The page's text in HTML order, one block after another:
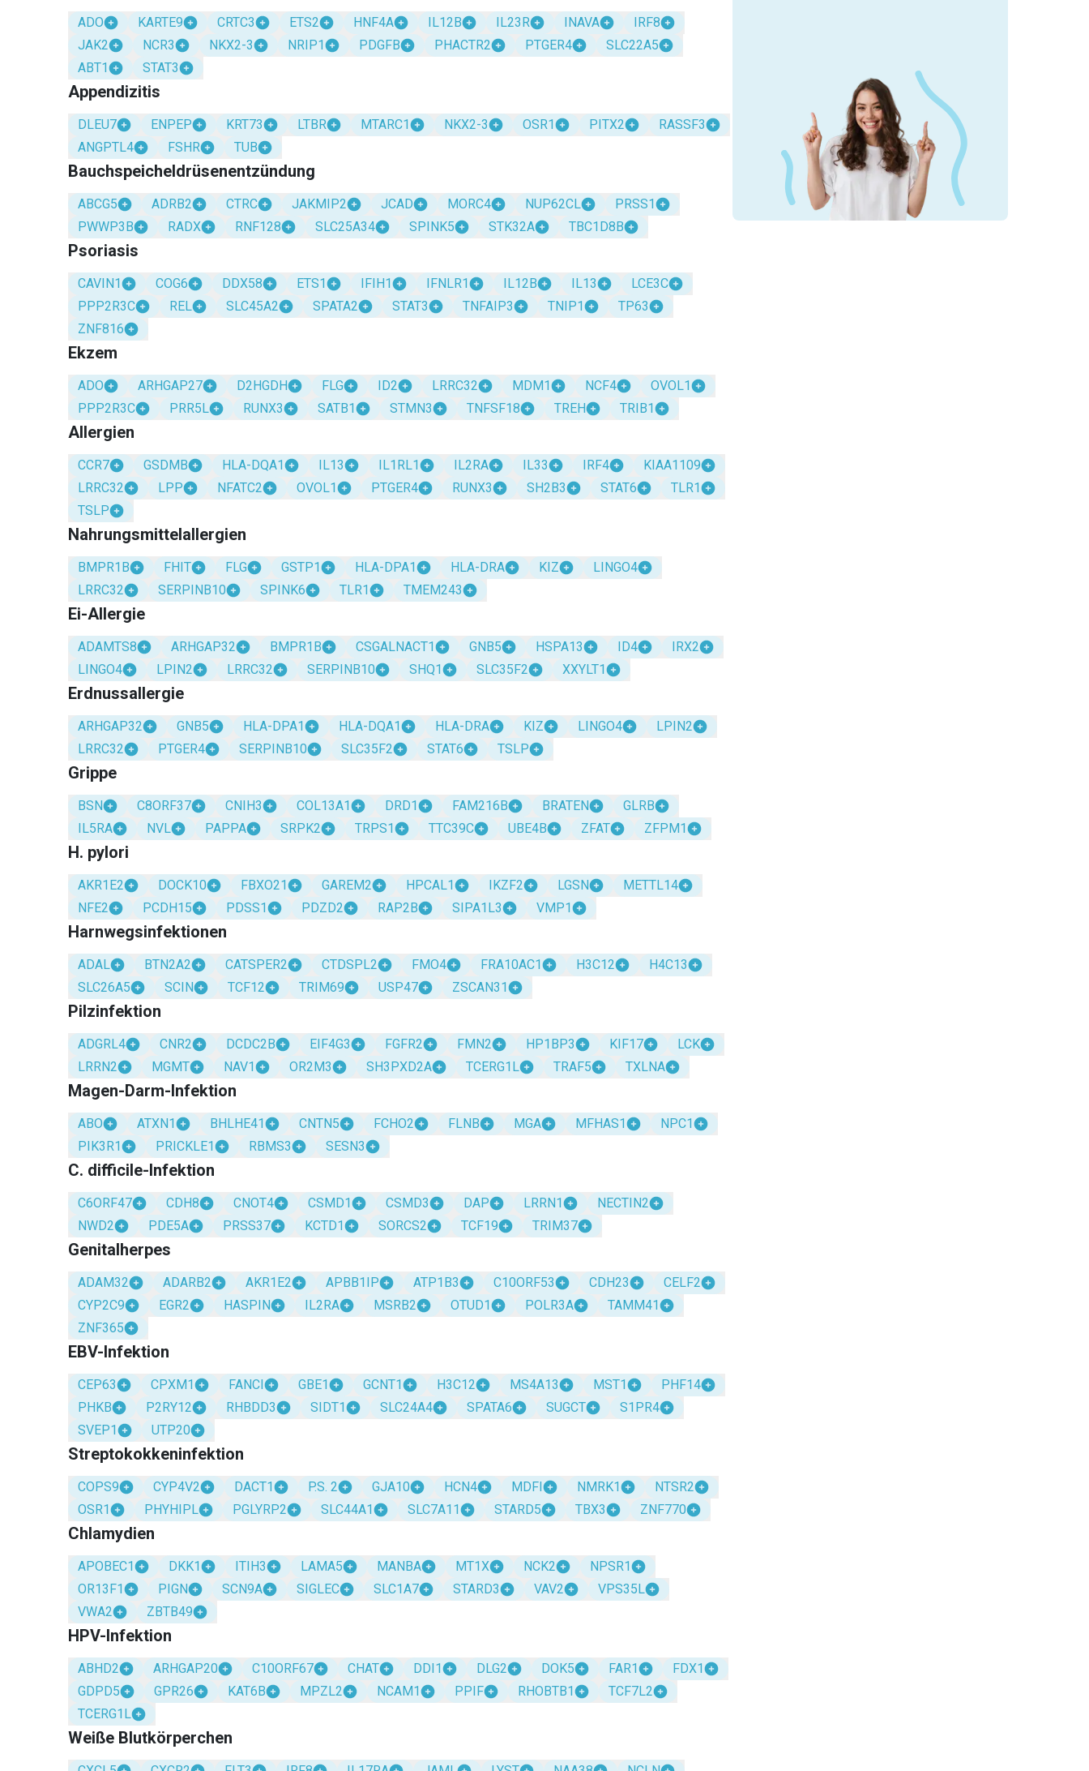
ADO KARTE9 CRTC3 ETS2 HNF4A IL12B IL23R INAVA
IRF8
JAK2
NCR3 NKX2-3 NRIP1 PDGFB PHACTR2 PTGER4
SLC22A5
ABT1
STAT3
Appendizitis
DLEU7 ENPEP KRT73 LTBR MTARC1 NKX2-3 OSR1 PITX2
RASSF3
ANGPTL4
FSHR TUB
Bauchspeicheldrüsenentzündung
ABCG5 ADRB2 CTRC JAKMIP2 JCAD MORC4 NUP62CL
PRSS1
PWWP3B
RADX RNF128 SLC25A34 SPINK5 STK32A TBC1D8B
Psoriasis
CAVIN1 COG6 DDX58 ETS1 IFIH1 IFNLR1 IL12B IL13
LCE3C
PPP2R3C
REL SLC45A2 SPATA2 STAT3 TNFAIP3 TNIP1
TP63
ZNF816
Ekzem
ADO ARHGAP27 D2HGDH FLG ID2 LRRC32 MDM1 NCF4
OVOL1
PPP2R3C
PRR5L RUNX3 SATB1 STMN3 TNFSF18 TREH TRIB1
Allergien
CCR7 GSDMB HLA-DQA1 IL13 IL1RL1 IL2RA IL33 IRF4
KIAA1109
LRRC32
LPP NFATC2 OVOL1 PTGER4 RUNX3 SH2B3 STAT6
TLR1
TSLP
Nahrungsmittelallergien
BMPR1B FHIT FLG GSTP1 HLA-DPA1 HLA-DRA KIZ
LINGO4
LRRC32
SERPINB10 SPINK6 TLR1 TMEM243
Ei-Allergie
ADAMTS8 ARHGAP32 BMPR1B CSGALNACT1 GNB5 HSPA13 ID4
IRX2
LINGO4
LPIN2 LRRC32 SERPINB10 SHQ1 SLC35F2 XXYLT1
Erdnussallergie
ARHGAP32 GNB5 HLA-DPA1 HLA-DQA1 HLA-DRA KIZ LINGO4
LPIN2
LRRC32
PTGER4 SERPINB10 SLC35F2 STAT6 TSLP
Grippe
BSN C8ORF37 CNIH3 COL13A1 DRD1 FAM216B BRATEN
GLRB
IL5RA
NVL PAPPA SRPK2 TRPS1 TTC39C UBE4B ZFAT ZFPM1
H. pylori
AKR1E2 DOCK10 FBXO21 GAREM2 HPCAL1 IKZF2 LGSN
METTL14
NFE2
PCDH15 PDSS1 PDZD2 RAP2B SIPA1L3 VMP1
Harnwegsinfektionen
ADAL BTN2A2 CATSPER2 CTDSPL2 FMO4 FRA10AC1 H3C12
H4C13
SLC26A5
SCIN TCF12 TRIM69 USP47 ZSCAN31
Pilzinfektion
ADGRL4 CNR2 DCDC2B EIF4G3 FGFR2 FMN2 HP1BP3 KIF17
LCK
LRRN2
MGMT NAV1 OR2M3 SH3PXD2A TCERG1L TRAF5 TXLNA
Magen-Darm-Infektion
ABO ATXN1 BHLHE41 CNTN5 FCHO2 FLNB MGA MFHAS1
NPC1
PIK3R1
PRICKLE1 RBMS3 SESN3
C. difficile-Infektion
C6ORF47 CDH8 CNOT4 CSMD1 CSMD3 DAP LRRN1
NECTIN2
NWD2
PDE5A PRSS37 KCTD1 SORCS2 TCF19 TRIM37
Genitalherpes
ADAM32 ADARB2 AKR1E2 APBB1IP ATP1B3 C10ORF53 CDH23
CELF2
CYP2C9
EGR2 HASPIN IL2RA MSRB2 OTUD1 POLR3A
TAMM41
ZNF365
EBV-Infektion
CEP63 CPXM1 FANCI GBE1 GCNT1 H3C12 MS4A13 MST1
PHF14
PHKB
P2RY12 RHBDD3 SIDT1 SLC24A4 SPATA6 SUGCT
S1PR4
SVEP1
UTP20
Streptokokkeninfektion
COPS9 CYP4V2 DACT1 P.S. 2 GJA10 HCN4 MDFI NMRK1
NTSR2
OSR1
PHYHIPL PGLYRP2 SLC44A1 SLC7A11 STARD5 TBX3 ZNF770
Chlamydien
APOBEC1 DKK1 ITIH3 LAMA5 MANBA MT1X NCK2
NPSR1
OR13F1
PIGN SCN9A SIGLEC SLC1A7 STARD3 VAV2
VPS35L
VWA2
ZBTB49
HPV-Infektion
ABHD2 ARHGAP20 C10ORF67 CHAT DDI1 DLG2 DOK5 FAR1
FDX1
GDPD5
GPR26 KAT6B MPZL2 NCAM1 PPIF RHOBTB1
TCF7L2
TCERG1L
Weiße Blutkörperchen